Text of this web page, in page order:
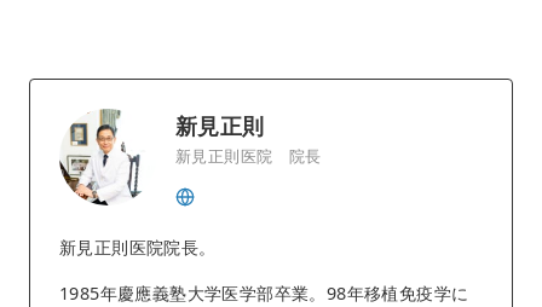
新見正則
新見正則医院 院長
新見正則医院院長。
1985年慶應義塾大学医学部卒業。98年移植免疫学に